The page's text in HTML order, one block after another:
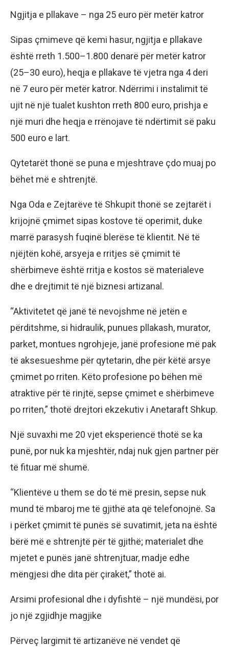
Ngjitja e pllakave – nga 25 euro për metër katror
Sipas çmimeve që kemi hasur, ngjitja e pllakave
është rreth 1.500–1.800 denarë për metër katror
(25–30 euro), heqja e pllakave të vjetra nga 4 deri
në 7 euro për metër katror. Ndërrimi i instalimit të
ujit në një tualet kushton rreth 800 euro, prishja e
një muri dhe heqja e rrënojave të ndërtimit së paku
500 euro e lart.
Qytetarët thonë se puna e mjeshtrave çdo muaj po
bëhet më e shtrenjtë.
Nga Oda e Zejtarëve të Shkupit thonë se zejtarët i
krijojnë çmimet sipas kostove të operimit, duke
marrë parasysh fuqinë blerëse të klientit. Në të
njëjtën kohë, arsyeja e rritjes së çmimit të
shërbimeve është rritja e kostos së materialeve
dhe e drejtimit të një biznesi artizanal.
“Aktivitetet që janë të nevojshme në jetën e
përditshme, si hidraulik, punues pllakash, murator,
parket, montues ngrohjeje, janë profesione më pak
të aksesueshme për qytetarin, dhe për këtë arsye
çmimet po rriten. Këto profesione po bëhen më
atraktive për të rinjtë, sepse çmimet e shërbimeve
po rriten,” thotë drejtori ekzekutiv i Anetaraft Shkup.
Një suvaxhi me 20 vjet eksperiencë thotë se ka
punë, por nuk ka mjeshtër, ndaj nuk gjen partner për
të fituar më shumë.
“Klientëve u them se do të më presin, sepse nuk
mund të mbaroj me të gjithë ata që telefonojnë. Sa
i përket çmimit të punës së suvatimit, jeta na është
bërë më e shtrenjtë për të gjithë; materialet dhe
mjetet e punës janë shtrenjtuar, madje edhe
mëngjesi dhe dita për çirakët,” thotë ai.
Arsimi profesional dhe i dyfishtë – një mundësi, por
jo një zgjidhje magjike
Përveç largimit të artizanëve në vendet që